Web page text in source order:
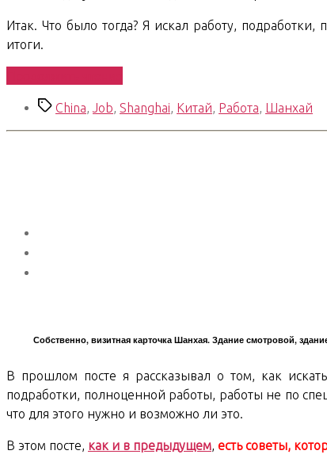
Итак. Что было тогда? Я искал работу,
итоги.
01»
Метки
China, Job, Shanghai, Китай, Работа, Шанхай
Собственно, визитная карточка Шанхая. Здание смотровой,
В прошлом посте я рассказывал о том, как
подработки, полноценной работы, работы не по
что для этого нужно и возможно ли это.
В этом посте, как и в предыдущем, есть советы,